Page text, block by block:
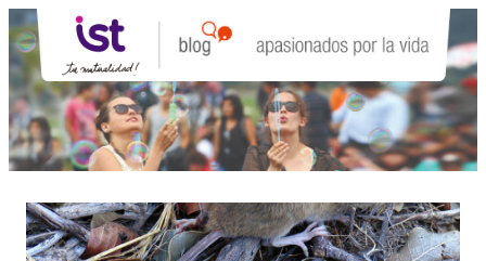
Saltar
al
contenido